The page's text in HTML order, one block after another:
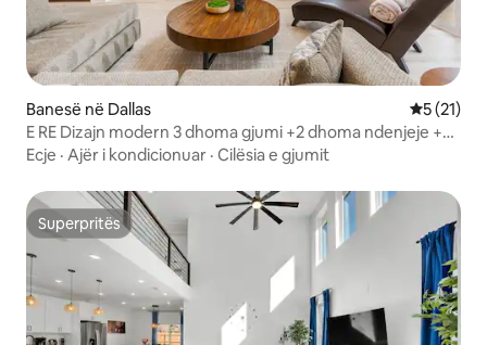
Banesë në Dallas Vlerësimi
5 (21)
E RE Dizajn modern 3 dhoma gjumi +2 dhoma ndenjeje +
parkim
Ecje · Ajër i kondicionuar · Cilësia e gjumit
Superpritës
Superpritës